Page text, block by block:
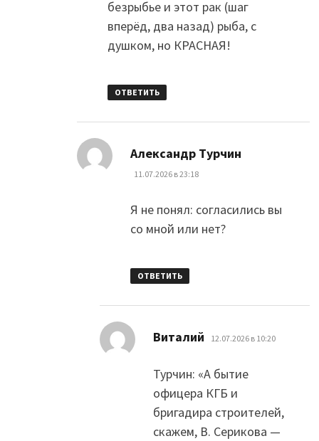
безрыбье и этот рак (шаг
вперёд, два назад) рыба, с
душком, но КРАСНАЯ!
ОТВЕТИТЬ
Александр Турчин
11.07.2026 в 23:18
Я не понял: согласились вы
со мной или нет?
ОТВЕТИТЬ
Виталий 12.07.2026 в 10:20
Турчин: «А бытие
офицера КГБ и
бригадира строителей,
скажем, В. Серикова —